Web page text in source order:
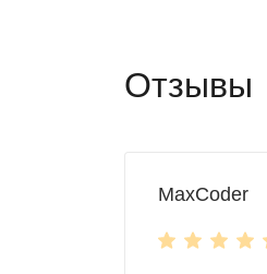
Отзывы
MaxCoder